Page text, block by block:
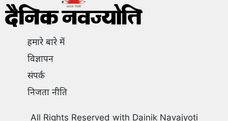
हमारे बारे में
विज्ञापन
संपर्क
निजता नीति
All Rights Reserved with Dainik Navajyoti